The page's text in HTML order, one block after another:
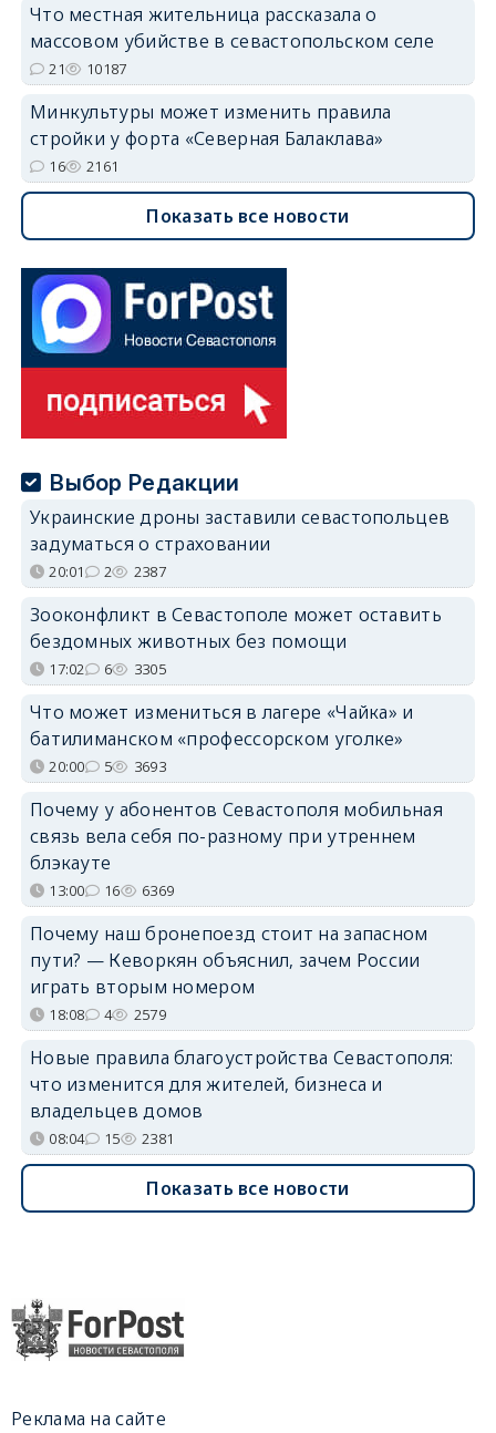
Что местная жительница рассказала о
массовом убийстве в севастопольском селе
21 10187
Минкультуры может изменить правила
стройки у форта «Северная Балаклава»
16 2161
Показать все новости
Выбор Редакции
Украинские дроны заставили севастопольцев
задуматься о страховании
20:01 2 2387
Зооконфликт в Севастополе может оставить
бездомных животных без помощи
17:02 6 3305
Что может измениться в лагере «Чайка» и
батилиманском «профессорском уголке»
20:00 5 3693
Почему у абонентов Севастополя мобильная
связь вела себя по-разному при утреннем
блэкауте
13:00 16 6369
Почему наш бронепоезд стоит на запасном
пути? — Кеворкян объяснил, зачем России
играть вторым номером
18:08 4 2579
Новые правила благоустройства Севастополя:
что изменится для жителей, бизнеса и
владельцев домов
08:04 15 2381
Показать все новости
Реклама на сайте